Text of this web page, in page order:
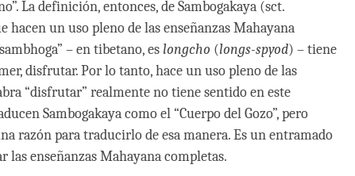
La definición, entonces, de Sambogakaya (sct.
hacen un uso pleno de las enseñanzas Mahayana
– en tibetano, es longcho (longs-spyod) – tiene
disfrutar. Por lo tanto, hace un uso pleno de las
“disfrutar” realmente no tiene sentido en este
Sambogakaya como el “Cuerpo del Gozo”, pero
razón para traducirlo de esa manera. Es un entramado
las enseñanzas Mahayana completas.